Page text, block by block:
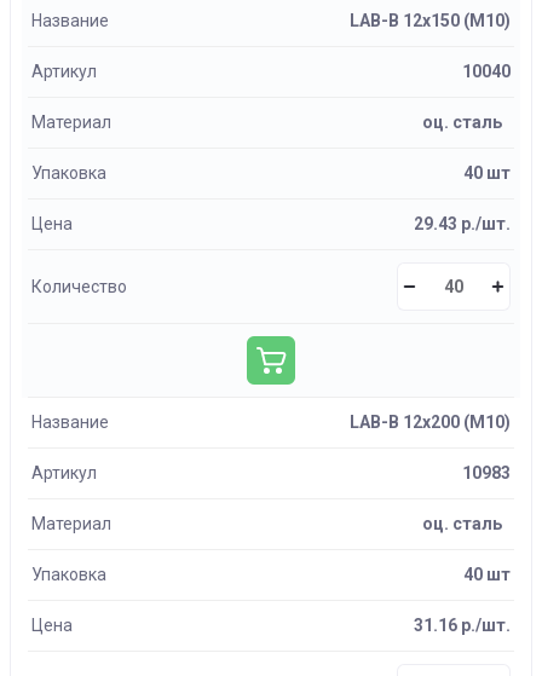
Название LAB-B 12х150 (М10)
Артикул 10040
Материал оц. сталь
Упаковка 40 шт
Цена 29.43 р./шт.
Количество
Название LAB-B 12х200 (М10)
Артикул 10983
Материал оц. сталь
Упаковка 40 шт
Цена 31.16 р./шт.